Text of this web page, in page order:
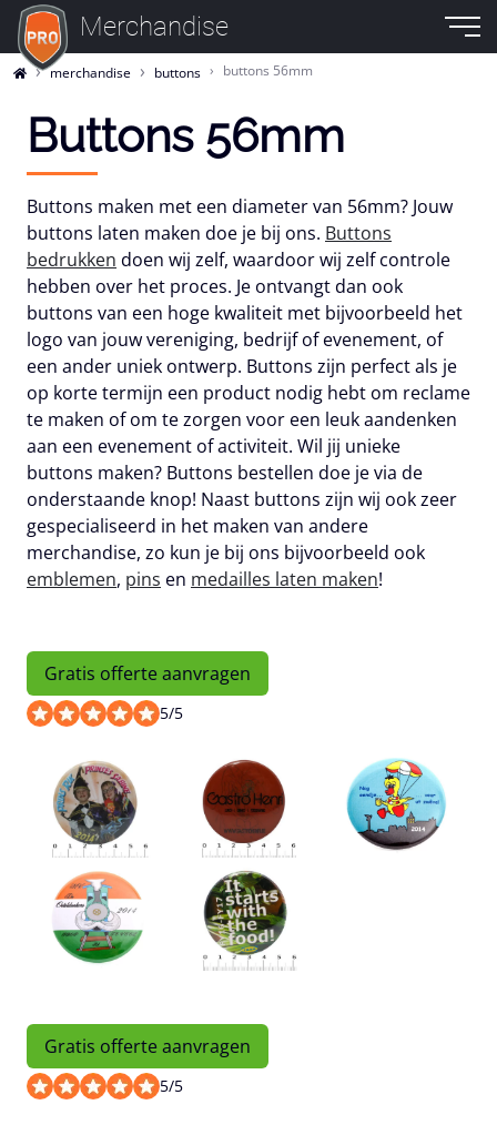
Merchandise
merchandise buttons buttons 56mm
Buttons 56mm
Buttons maken met een diameter van 56mm? Jouw
buttons laten maken doe je bij ons. Buttons
bedrukken doen wij zelf, waardoor wij zelf controle
hebben over het proces. Je ontvangt dan ook
buttons van een hoge kwaliteit met bijvoorbeeld het
logo van jouw vereniging, bedrijf of evenement, of
een ander uniek ontwerp. Buttons zijn perfect als je
op korte termijn een product nodig hebt om reclame
te maken of om te zorgen voor een leuk aandenken
aan een evenement of activiteit. Wil jij unieke
buttons maken? Buttons bestellen doe je via de
onderstaande knop! Naast buttons zijn wij ook zeer
gespecialiseerd in het maken van andere
merchandise, zo kun je bij ons bijvoorbeeld ook
emblemen, pins en medailles laten maken!
Gratis offerte aanvragen
5/5
Gratis offerte aanvragen
5/5